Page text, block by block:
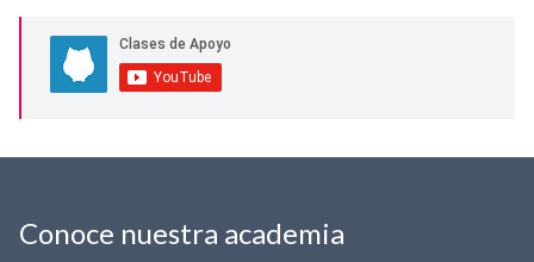
Conoce nuestra academia